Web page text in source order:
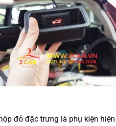
đỏ đặc trưng là phụ kiện